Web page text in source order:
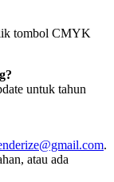
tombol CMYK
untuk tahun
.
atau ada